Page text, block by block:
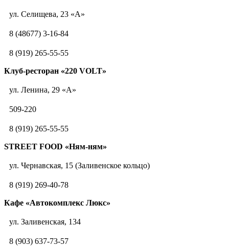
ул. Селищева, 23 «А»
8 (48677) 3-16-84
8 (919) 265-55-55
Клуб-ресторан «220 VOLT»
ул. Ленина, 29 «А»
509-220
8 (919) 265-55-55
STREET FOOD «Ням-ням»
ул. Чернавская, 15 (Заливенское кольцо)
8 (919) 269-40-78
Кафе «Автокомплекс Люкс»
ул. Заливенская, 134
8 (903) 637-73-57